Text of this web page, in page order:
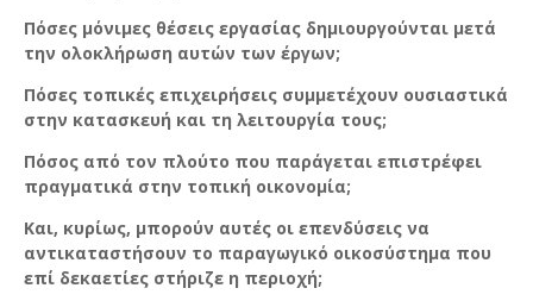
Πόσες μόνιμες θέσεις εργασίας δημιουργούνται μετά
την ολοκλήρωση αυτών των έργων;
Πόσες τοπικές επιχειρήσεις συμμετέχουν ουσιαστικά
στην κατασκευή και τη λειτουργία τους;
Πόσος από τον πλούτο που παράγεται επιστρέφει
πραγματικά στην τοπική οικονομία;
Και, κυρίως, μπορούν αυτές οι επενδύσεις να
αντικαταστήσουν το παραγωγικό οικοσύστημα που
επί δεκαετίες στήριζε η περιοχή;